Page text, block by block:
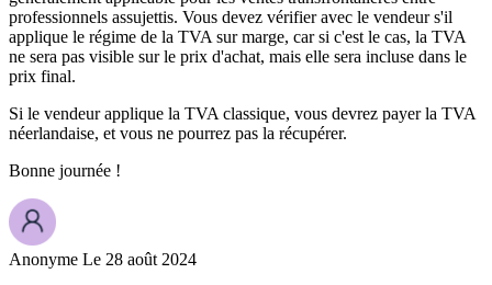
professionnels assujettis. Vous devez vérifier avec le vendeur s'il
applique le régime de la TVA sur marge, car si c'est le cas, la TVA
ne sera pas visible sur le prix d'achat, mais elle sera incluse dans le
prix final.
Si le vendeur applique la TVA classique, vous devrez payer la TVA
néerlandaise, et vous ne pourrez pas la récupérer.
Bonne journée !
Anonyme Le 28 août 2024